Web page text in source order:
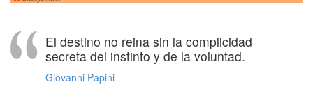
El destino no reina sin la complicidad
secreta del instinto y de la voluntad.
Giovanni Papini